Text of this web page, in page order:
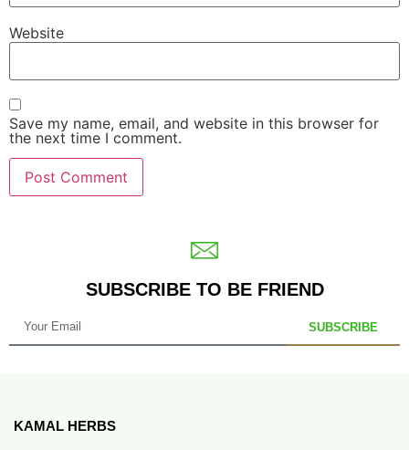
Website
Save my name, email, and website in this browser for
the next time I comment.
SUBSCRIBE TO BE FRIEND
SUBSCRIBE
KAMAL HERBS